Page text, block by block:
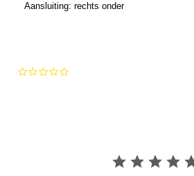
Aansluiting: rechts onder